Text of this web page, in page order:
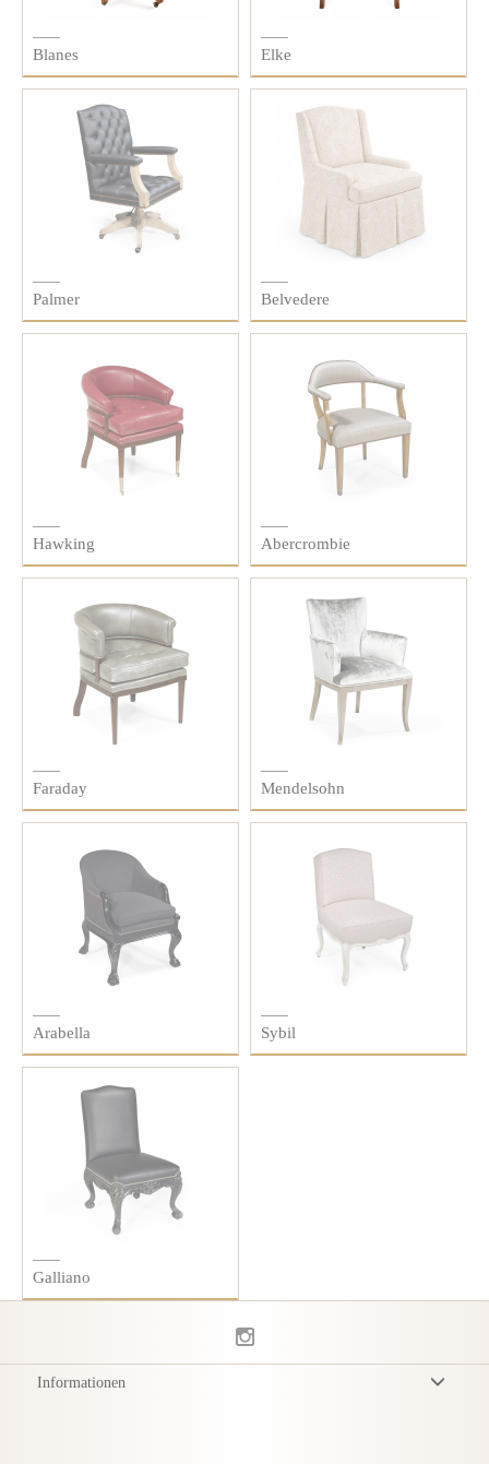
Blanes Elke
Palmer Belvedere
Hawking Abercrombie
Faraday Mendelsohn
Arabella Sybil
Galliano
Informationen